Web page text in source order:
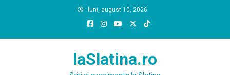
luni, august 10, 2026
laSlatina.ro